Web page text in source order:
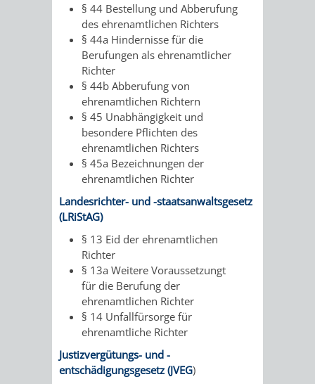
§ 44 Bestellung und Abberufung
des ehrenamtlichen Richters
§ 44a Hindernisse für die
Berufungen als ehrenamtlicher
Richter
§ 44b Abberufung von
ehrenamtlichen Richtern
§ 45 Unabhängigkeit und
besondere Pflichten des
ehrenamtlichen Richters
§ 45a Bezeichnungen der
ehrenamtlichen Richter
Landesrichter- und -staatsanwaltsgesetz
(LRiStAG)
§ 13 Eid der ehrenamtlichen
Richter
§ 13a Weitere Voraussetzungt
für die Berufung der
ehrenamtlichen Richter
§ 14 Unfallfürsorge für
ehrenamtliche Richter
Justizvergütungs- und -
entschädigungsgesetz (JVEG)